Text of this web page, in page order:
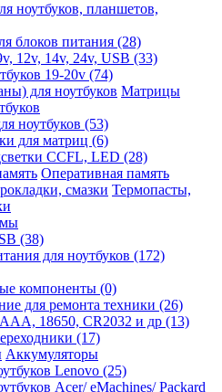
ноутбуков, планшетов,
блоков питания (28)
12v, 14v, 24v, USB (33)
19-20v (74)
Матрицы
ноутбуков (53)
для матриц (6)
CCFL, LED (28)
Оперативная память
Термопасты,
(38)
для ноутбуков (172)
компоненты (0)
для ремонта техники (26)
18650, CR2032 и др (13)
(17)
Аккумуляторы
Lenovo (25)
Acer/ eMachines/ Packard